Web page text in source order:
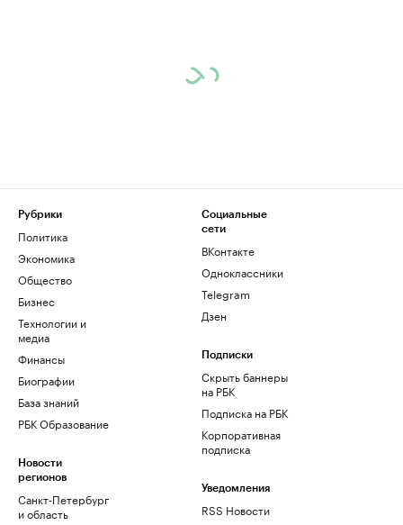
Рубрики
Политика
Экономика
Общество
Бизнес
Технологии и
медиа
Финансы
Биографии
База знаний
РБК Образование
Новости
регионов
Санкт-Петербург
и область
Социальные
сети
ВКонтакте
Одноклассники
Telegram
Дзен
Подписки
Скрыть баннеры
на РБК
Подписка на РБК
Корпоративная
подписка
Уведомления
RSS Новости